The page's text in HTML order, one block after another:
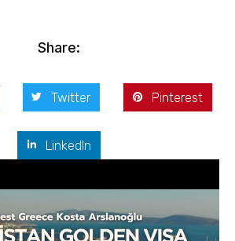
Share:
Twitter Pinterest
LinkedIn